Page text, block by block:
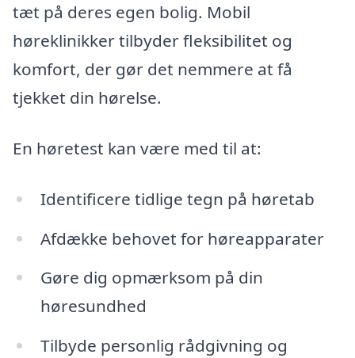
tæt på deres egen bolig. Mobil
høreklinikker tilbyder fleksibilitet og
komfort, der gør det nemmere at få
tjekket din hørelse.
En høretest kan være med til at:
Identificere tidlige tegn på høretab
Afdække behovet for høreapparater
Gøre dig opmærksom på din
høresundhed
Tilbyde personlig rådgivning og